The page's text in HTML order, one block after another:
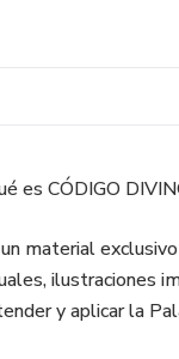
es CÓDIGO
material
ilustraciones
y aplicar la